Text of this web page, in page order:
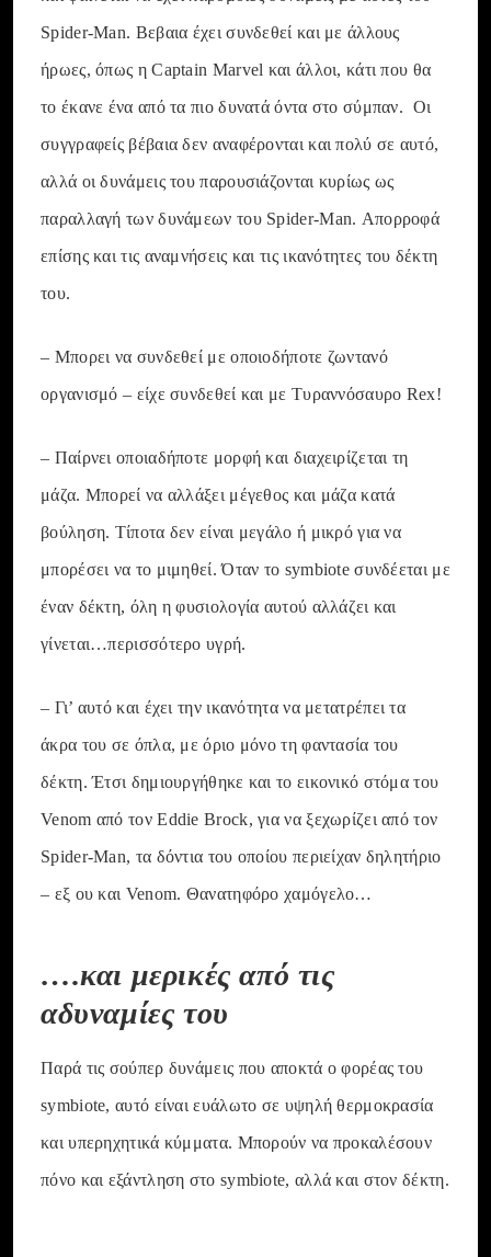
Spider-Man. Βεβαια έχει συνδεθεί και με άλλους
ήρωες, όπως η Captain Marvel και άλλοι, κάτι που θα
το έκανε ένα από τα πιο δυνατά όντα στο σύμπαν. Οι
συγγραφείς βέβαια δεν αναφέρονται και πολύ σε αυτό,
αλλά οι δυνάμεις του παρουσιάζονται κυρίως ως
παραλλαγή των δυνάμεων του Spider-Man. Απορροφά
επίσης και τις αναμνήσεις και τις ικανότητες του δέκτη
του.
– Μπορει να συνδεθεί με οποιοδήποτε ζωντανό
οργανισμό – είχε συνδεθεί και με Τυραννόσαυρο Rex!
– Παίρνει οποιαδήποτε μορφή και διαχειρίζεται τη
μάζα. Μπορεί να αλλάξει μέγεθος και μάζα κατά
βούληση. Τίποτα δεν είναι μεγάλο ή μικρό για να
μπορέσει να το μιμηθεί. Όταν το symbiote συνδέεται με
έναν δέκτη, όλη η φυσιολογία αυτού αλλάζει και
γίνεται…περισσότερο υγρή.
– Γι’ αυτό και έχει την ικανότητα να μετατρέπει τα
άκρα του σε όπλα, με όριο μόνο τη φαντασία του
δέκτη. Έτσι δημιουργήθηκε και το εικονικό στόμα του
Venom από τον Eddie Brock, για να ξεχωρίζει από τον
Spider-Man, τα δόντια του οποίου περιείχαν δηλητήριο
– εξ ου και Venom. Θανατηφόρο χαμόγελο…
….και μερικές από τις
αδυναμίες του
Παρά τις σούπερ δυνάμεις που αποκτά ο φορέας του
symbiote, αυτό είναι ευάλωτο σε υψηλή θερμοκρασία
και υπερηχητικά κύμματα. Μπορούν να προκαλέσουν
πόνο και εξάντληση στο symbiote, αλλά και στον δέκτη.